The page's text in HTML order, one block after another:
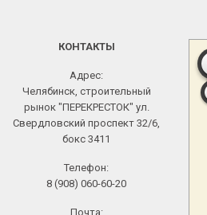
КОНТАКТЫ
Адрес:
Челябинск, строительный
рынок "ПЕРЕКРЕСТОК" ул.
Свердловский проспект 32/6,
бокс 3411
Телефон:
8 (908) 060-60-20
Почта: